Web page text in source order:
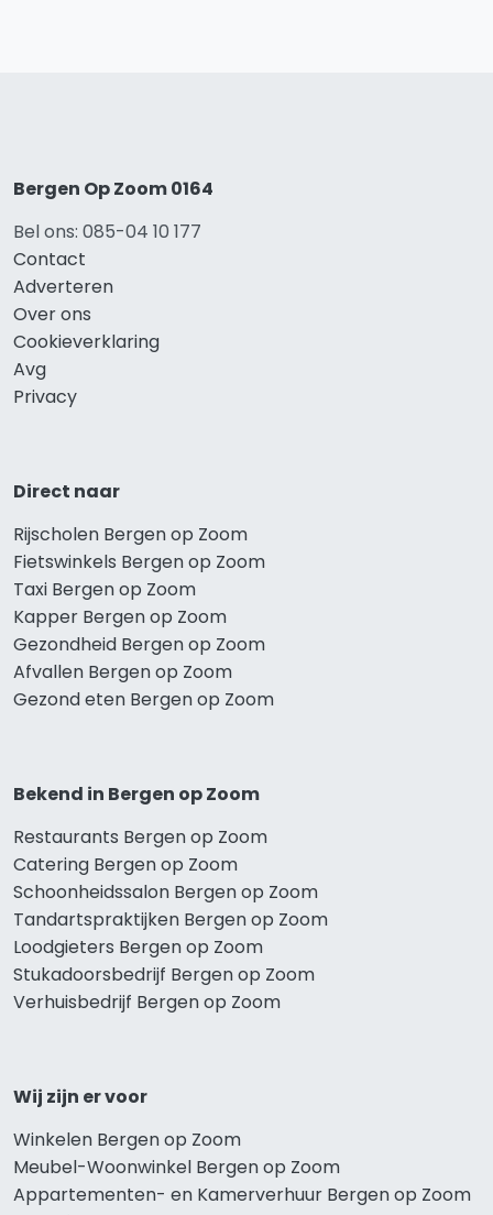
Bergen Op Zoom 0164
Bel ons: 085-04 10 177
Contact
Adverteren
Over ons
Cookieverklaring
Avg
Privacy
Direct naar
Rijscholen Bergen op Zoom
Fietswinkels Bergen op Zoom
Taxi Bergen op Zoom
Kapper Bergen op Zoom
Gezondheid Bergen op Zoom
Afvallen Bergen op Zoom
Gezond eten Bergen op Zoom
Bekend in Bergen op Zoom
Restaurants Bergen op Zoom
Catering Bergen op Zoom
Schoonheidssalon Bergen op Zoom
Tandartspraktijken Bergen op Zoom
Loodgieters Bergen op Zoom
Stukadoorsbedrijf Bergen op Zoom
Verhuisbedrijf Bergen op Zoom
Wij zijn er voor
Winkelen Bergen op Zoom
Meubel-Woonwinkel Bergen op Zoom
Appartementen- en Kamerverhuur Bergen op Zoom